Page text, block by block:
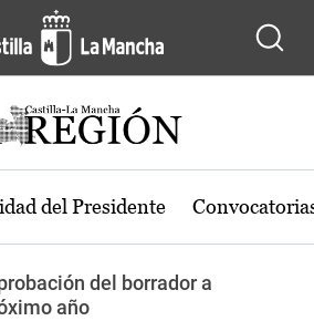
del Presidente
del borrador a
año